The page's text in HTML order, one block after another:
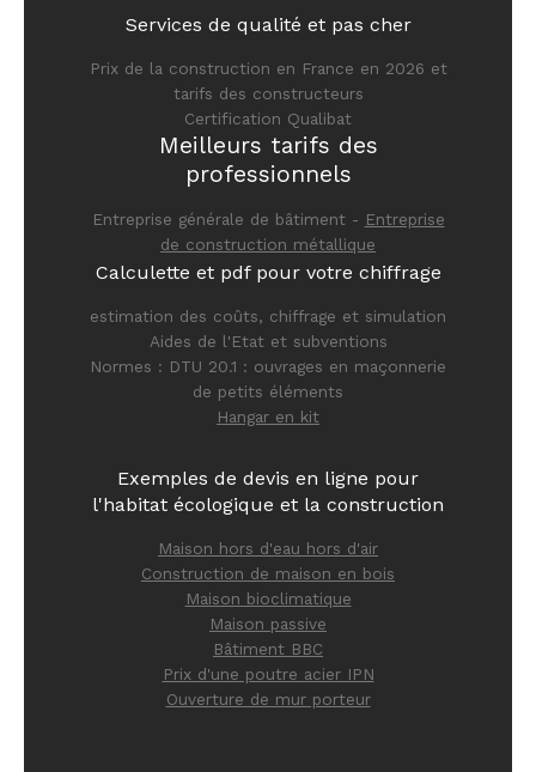
Services de qualité et pas cher
Prix de la construction en France en 2026 et
tarifs des constructeurs
Certification Qualibat
Meilleurs tarifs des
professionnels
Entreprise générale de bâtiment - Entreprise
de construction métallique
Calculette et pdf pour votre chiffrage
estimation des coûts, chiffrage et simulation
Aides de l'Etat et subventions
Normes : DTU 20.1 : ouvrages en maçonnerie
de petits éléments
Hangar en kit
Exemples de devis en ligne pour
l'habitat écologique et la construction
Maison hors d'eau hors d'air
Construction de maison en bois
Maison bioclimatique
Maison passive
Bâtiment BBC
Prix d'une poutre acier IPN
Ouverture de mur porteur